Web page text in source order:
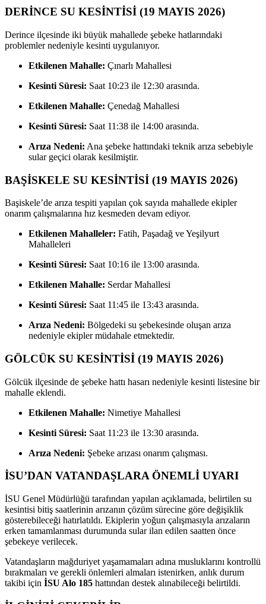
DERİNCE SU KESİNTİSİ (19 MAYIS 2026)
Derince ilçesinde iki büyük mahallede şebeke hatlarındaki
problemler nedeniyle kesinti uygulanıyor.
Etkilenen Mahalle: Çınarlı Mahallesi
Kesinti Süresi: Saat 10:23 ile 12:30 arasında.
Etkilenen Mahalle: Çenedağ Mahallesi
Kesinti Süresi: Saat 11:38 ile 14:00 arasında.
Arıza Nedeni: Ana şebeke hattındaki teknik arıza sebebiyle
sular geçici olarak kesilmiştir.
BAŞİSKELE SU KESİNTİSİ (19 MAYIS 2026)
Başiskele’de arıza tespiti yapılan çok sayıda mahallede ekipler
onarım çalışmalarına hız kesmeden devam ediyor.
Etkilenen Mahalleler: Fatih, Paşadağ ve Yeşilyurt
Mahalleleri
Kesinti Süresi: Saat 10:16 ile 13:00 arasında.
Etkilenen Mahalle: Serdar Mahallesi
Kesinti Süresi: Saat 11:45 ile 13:43 arasında.
Arıza Nedeni: Bölgedeki su şebekesinde oluşan arıza
nedeniyle ekipler müdahale etmektedir.
GÖLCÜK SU KESİNTİSİ (19 MAYIS 2026)
Gölcük ilçesinde de şebeke hattı hasarı nedeniyle kesinti listesine bir
mahalle eklendi.
Etkilenen Mahalle: Nimetiye Mahallesi
Kesinti Süresi: Saat 11:23 ile 13:30 arasında.
Arıza Nedeni: Şebeke arızası onarım çalışması.
İSU’DAN VATANDAŞLARA ÖNEMLİ UYARI
İSU Genel Müdürlüğü tarafından yapılan açıklamada, belirtilen su
kesintisi bitiş saatlerinin arızanın çözüm sürecine göre değişiklik
gösterebileceği hatırlatıldı. Ekiplerin yoğun çalışmasıyla arızaların
erken tamamlanması durumunda sular ilan edilen saatten önce
şebekeye verilecek.
Vatandaşların mağduriyet yaşamamaları adına musluklarını kontrollü
bırakmaları ve gerekli önlemleri almaları istenirken, anlık durum
takibi için İSU Alo 185 hattından destek alınabileceği belirtildi.